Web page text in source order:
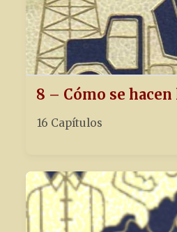
8 – Cómo se hacen
16 Capítulos